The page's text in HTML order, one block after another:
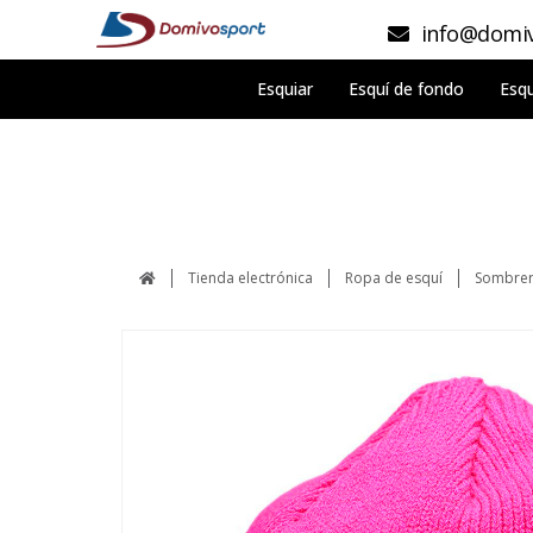
Esquiar Esquí de fondo
Tienda electrónica Ropa de esquí